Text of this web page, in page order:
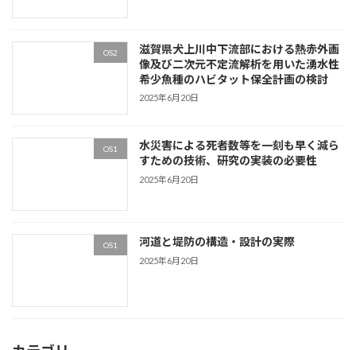
OS2
滋賀県犬上川中下流部における熱赤外画
像及び二次元不定流解析を用いた湧水性
希少魚種のハビタット保全計画の検討
2025年6月20日
OS1
水災害による死者数等を一刻も早く減ら
すための技術、研究の実装の必要性
2025年6月20日
OS1 河道と堤防の構造・設計の実際
2025年6月20日